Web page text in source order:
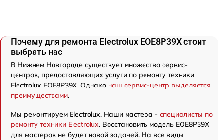
Почему для ремонта Electrolux EOE8P39X стоит
выбрать нас
В Нижнем Новгороде существует множество сервис-
центров, предоставляющих услуги по ремонту техники
Electrolux EOE8P39X. Однако наш сервис-центр выделяется
преимуществами.
Мы ремонтируем Electrolux. Наши мастера - специалисты по
ремонту техники Electrolux. Восстановить модель EOE8P39X
для мастеров не будет новой задачей. На все виды